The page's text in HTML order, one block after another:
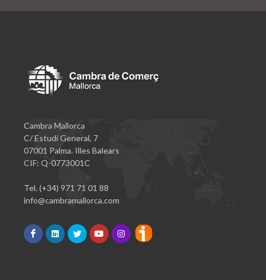
Cambra Mallorca
C/ Estudi General, 7
07001 Palma. Illes Balears
CIF: Q-0773001C
Tel. (+34) 971 71 01 88
info@cambramallorca.com